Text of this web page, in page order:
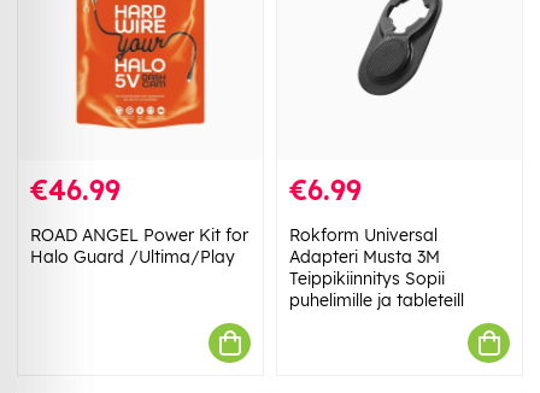
€46.99
ROAD ANGEL Power Kit for
Halo Guard /Ultima/Play
€6.99
Rokform Universal
Adapteri Musta 3M
Teippikiinnitys Sopii
puhelimille ja tableteill